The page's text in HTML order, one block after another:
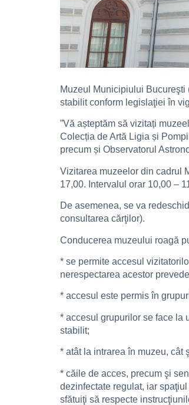
Muzeul Municipiului
stabilit conform legislaţiei în
”Vă așteptăm să vizitați
Colecția de Artă Ligia și
precum și Observatorul
Vizitarea muzeelor din cadrul
17,00. Intervalul orar 10,00 –
De asemenea, se va
consultarea cărţilor).
Conducerea muzeului roagă
* se permite accesul
nerespectarea acestor
* accesul este permis în
* accesul grupurilor se face la
stabilit;
* atât la intrarea în muzeu, cât
* căile de acces, precum şi
dezinfectate regulat, iar
sfătuiţi să respecte